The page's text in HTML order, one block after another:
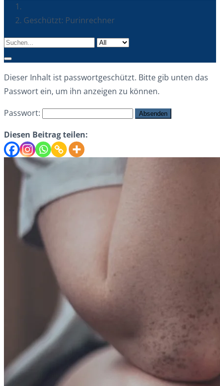
Geschützt: Purinrechner
Dieser Inhalt ist passwortgeschützt. Bitte gib unten das
Passwort ein, um ihn anzeigen zu können.
Passwort:
Diesen Beitrag teilen: